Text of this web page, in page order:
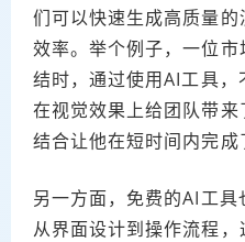
们可以快速生成高质量
效率。举个例子，一位
结时，通过使用AI工具
在视觉效果上给团队带
结合让他在短时间内完成
另一方面，免费的AI工具
从界面设计到操作流程